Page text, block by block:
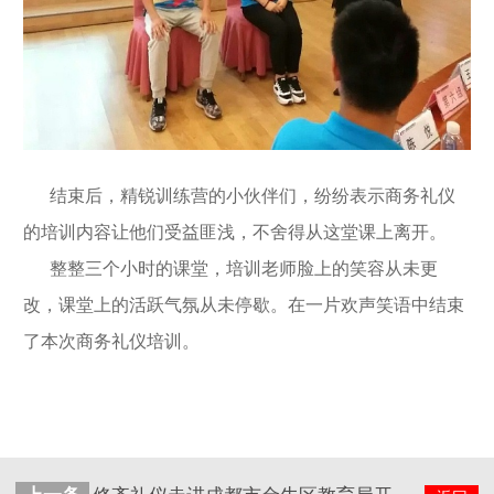
结束后，精锐训练营的小伙伴们，纷纷表示商务礼仪
的培训内容让他们受益匪浅，不舍得从这堂课上离开。
整整三个小时的课堂，培训老师脸上的笑容从未更
改，课堂上的活跃气氛从未停歇。在一片欢声笑语中结束
了本次商务礼仪培训。